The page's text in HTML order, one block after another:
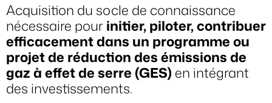
Acquisition du socle de connaissance
nécessaire pourinitier, piloter, contribuer
efficacement dans un programme ou
projet de réduction des émissions de
gaz à effet de serre (GES)en intégrant
des investissements.